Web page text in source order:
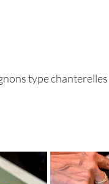
type chanterelles